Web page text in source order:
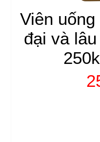
Viên
đại và